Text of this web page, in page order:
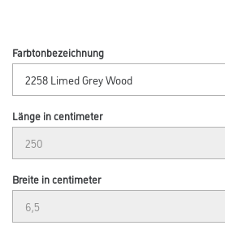
Farbtonbezeichnung
Länge in centimeter
Breite in centimeter